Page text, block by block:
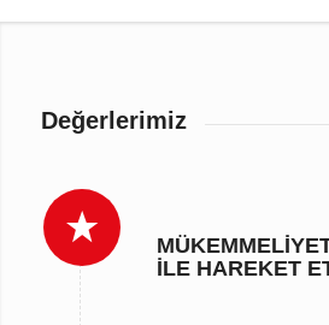
Değerlerimiz
ILE HAREKET